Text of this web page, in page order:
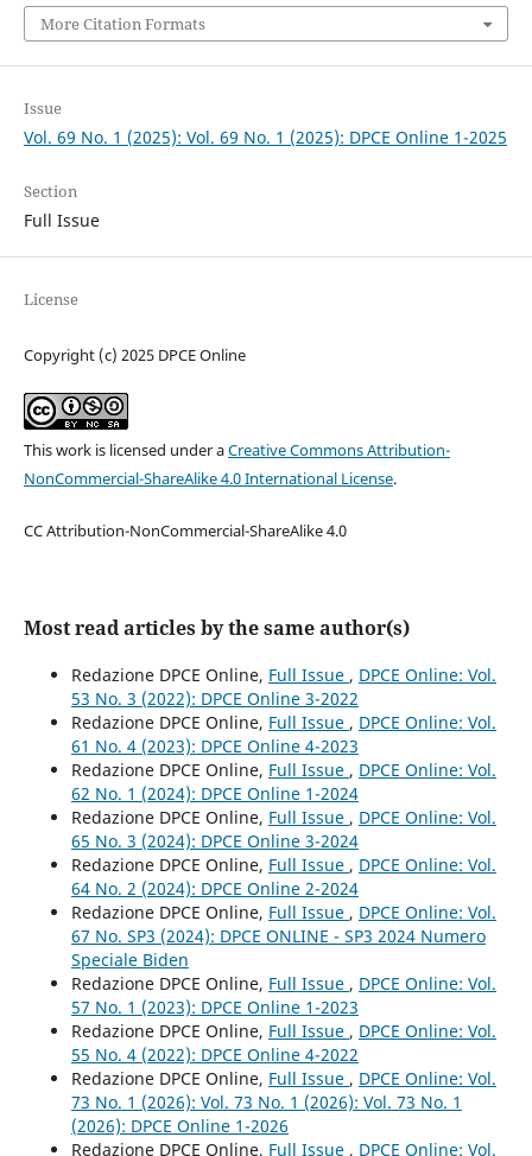
More Citation Formats
Issue
Vol. 69 No. 1 (2025): Vol. 69 No. 1 (2025): DPCE Online 1-2025
Section
Full Issue
License
Copyright (c) 2025 DPCE Online
This work is licensed under aCreative Commons Attribution-
NonCommercial-ShareAlike 4.0 International License.
CC Attribution-NonCommercial-ShareAlike 4.0
Most read articles by the same author(s)
Redazione DPCE Online, Full Issue , DPCE Online: Vol.
53 No. 3 (2022): DPCE Online 3-2022
Redazione DPCE Online, Full Issue , DPCE Online: Vol.
61 No. 4 (2023): DPCE Online 4-2023
Redazione DPCE Online, Full Issue , DPCE Online: Vol.
62 No. 1 (2024): DPCE Online 1-2024
Redazione DPCE Online, Full Issue , DPCE Online: Vol.
65 No. 3 (2024): DPCE Online 3-2024
Redazione DPCE Online, Full Issue , DPCE Online: Vol.
64 No. 2 (2024): DPCE Online 2-2024
Redazione DPCE Online, Full Issue , DPCE Online: Vol.
67 No. SP3 (2024): DPCE ONLINE - SP3 2024 Numero
Speciale Biden
Redazione DPCE Online, Full Issue , DPCE Online: Vol.
57 No. 1 (2023): DPCE Online 1-2023
Redazione DPCE Online, Full Issue , DPCE Online: Vol.
55 No. 4 (2022): DPCE Online 4-2022
Redazione DPCE Online, Full Issue , DPCE Online: Vol.
73 No. 1 (2026): Vol. 73 No. 1 (2026): Vol. 73 No. 1
(2026): DPCE Online 1-2026
Redazione DPCE Online, Full Issue , DPCE Online: Vol.